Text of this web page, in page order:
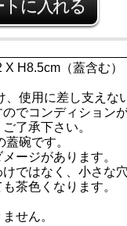
H8.5cm（蓋含む）
、使用に差し支えな
でコンディション
了承下さい。
碗です。
ージがあります。
ではなく、小さな穴
茶色くなります。
せん。